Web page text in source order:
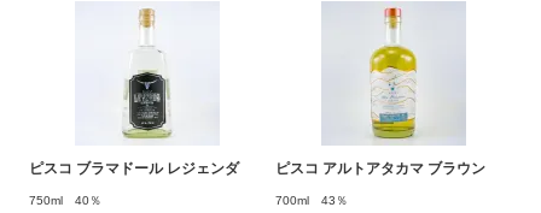
ピスコ ブラマドール レジェンダ
750ml 40％
ピスコ アルトアタカマ ブラウン
700ml 43％